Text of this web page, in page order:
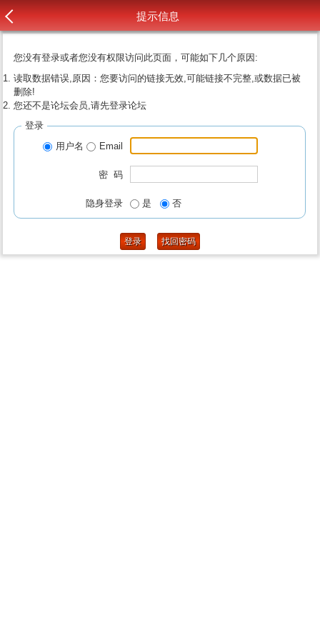
提示信息
您没有登录或者您没有权限访问此页面，可能如下几个原因:
读取数据错误,原因：您要访问的链接无效,可能链接不完整,或数据已被
删除!
您还不是论坛会员,请先登录论坛
登录
用户名
Email
密 码
隐身登录 是 否